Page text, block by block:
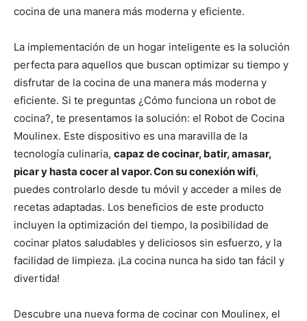
cocina de una manera más moderna y eficiente.
La implementación de un hogar inteligente es la solución
perfecta para aquellos que buscan optimizar su tiempo y
disfrutar de la cocina de una manera más moderna y
eficiente. Si te preguntas ¿Cómo funciona un robot de
cocina?, te presentamos la solución: el Robot de Cocina
Moulinex. Este dispositivo es una maravilla de la
tecnología culinaria, capaz de cocinar, batir, amasar,
picar y hasta cocer al vapor. Con su conexión wifi,
puedes controlarlo desde tu móvil y acceder a miles de
recetas adaptadas. Los beneficios de este producto
incluyen la optimización del tiempo, la posibilidad de
cocinar platos saludables y deliciosos sin esfuerzo, y la
facilidad de limpieza. ¡La cocina nunca ha sido tan fácil y
divertida!
Descubre una nueva forma de cocinar con Moulinex, el